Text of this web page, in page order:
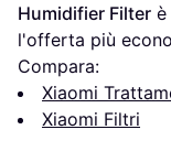
Humidifier Filter è
l'offerta più
Compara:
Xiaomi
Xiaomi Filtri